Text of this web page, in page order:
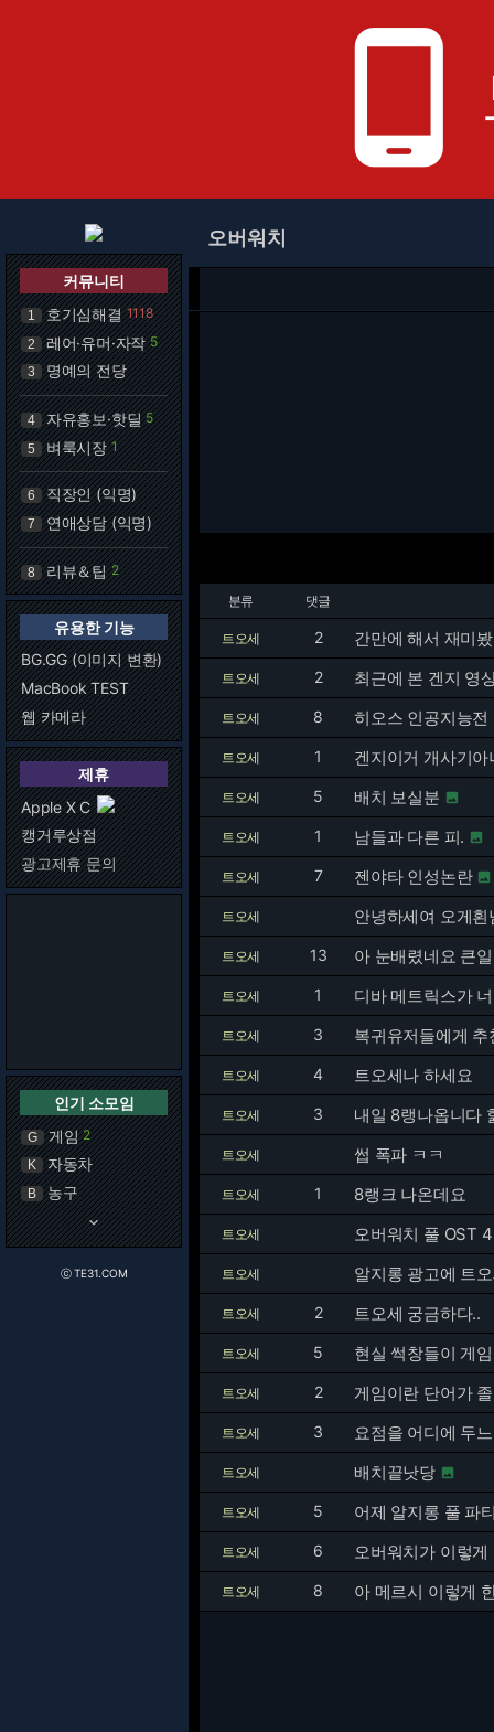
phone_android
커뮤니티
1 호기심해결 1118
2 레어·유머·자작 5
3 명예의 전당
4 자유홍보·핫딜 5
5 벼룩시장 1
6 직장인 (익명)
7 연애상담 (익명)
8 리뷰＆팁 2
유용한 기능
BG.GG (이미지 변환)
MacBook TEST
웹 카메라
제휴
Apple X C
캥거루상점
광고제휴 문의
인기 소모임
G 게임 2
K 자동차
B 농구
keyboard_arrow_down
ⓒ TE31.COM
오버워치
분류 댓글
트오세 2 간만에 해서 재미
트오세 2 최근에 본 겐지 영
트오세 8 히오스 인공지능
트오세 1 겐지이거 개사기아
트오세 5 배치 보실분 
트오세 1 남들과 다른 피. 
트오세 7 젠야타 인성논란 
트오세 안녕하세여 오게
트오세 13 아 눈배렸네요 큰
트오세 1 디바 메트릭스가
트오세 3 복귀유저들에게
트오세 4 트오세나 하세요
트오세 3 내일 8랭나옵니다
트오세 썹 폭파 ㅋㅋ
트오세 1 8랭크 나온데요
트오세 오버워치 풀 OST
트오세 알지롱 광고에 트
트오세 2 트오세 궁금하다..
트오세 5 현실 썩창들이 게
트오세 2 게임이란 단어가
트오세 3 요점을 어디에 두
트오세 배치끝낫당 
트오세 5 어제 알지롱 풀 파
트오세 6 오버워치가 이렇
트오세 8 아 메르시 이렇게